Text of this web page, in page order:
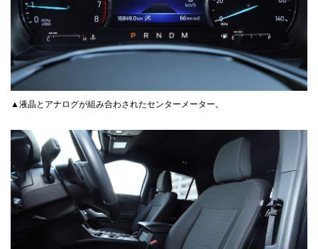
▲液晶とアナログが組み合わされたセンターメーター。